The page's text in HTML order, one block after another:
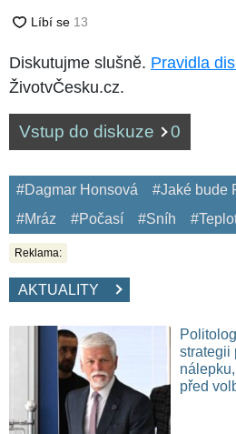
Diskutujme slušně. Pravidla
ŽivotvČesku.cz.
Vstup do diskuze 0
#Dagmar Honsová #Jaké bude
#Mráz
#Počasí #Sníh
Reklama:
AKTUALITY
strategii
před